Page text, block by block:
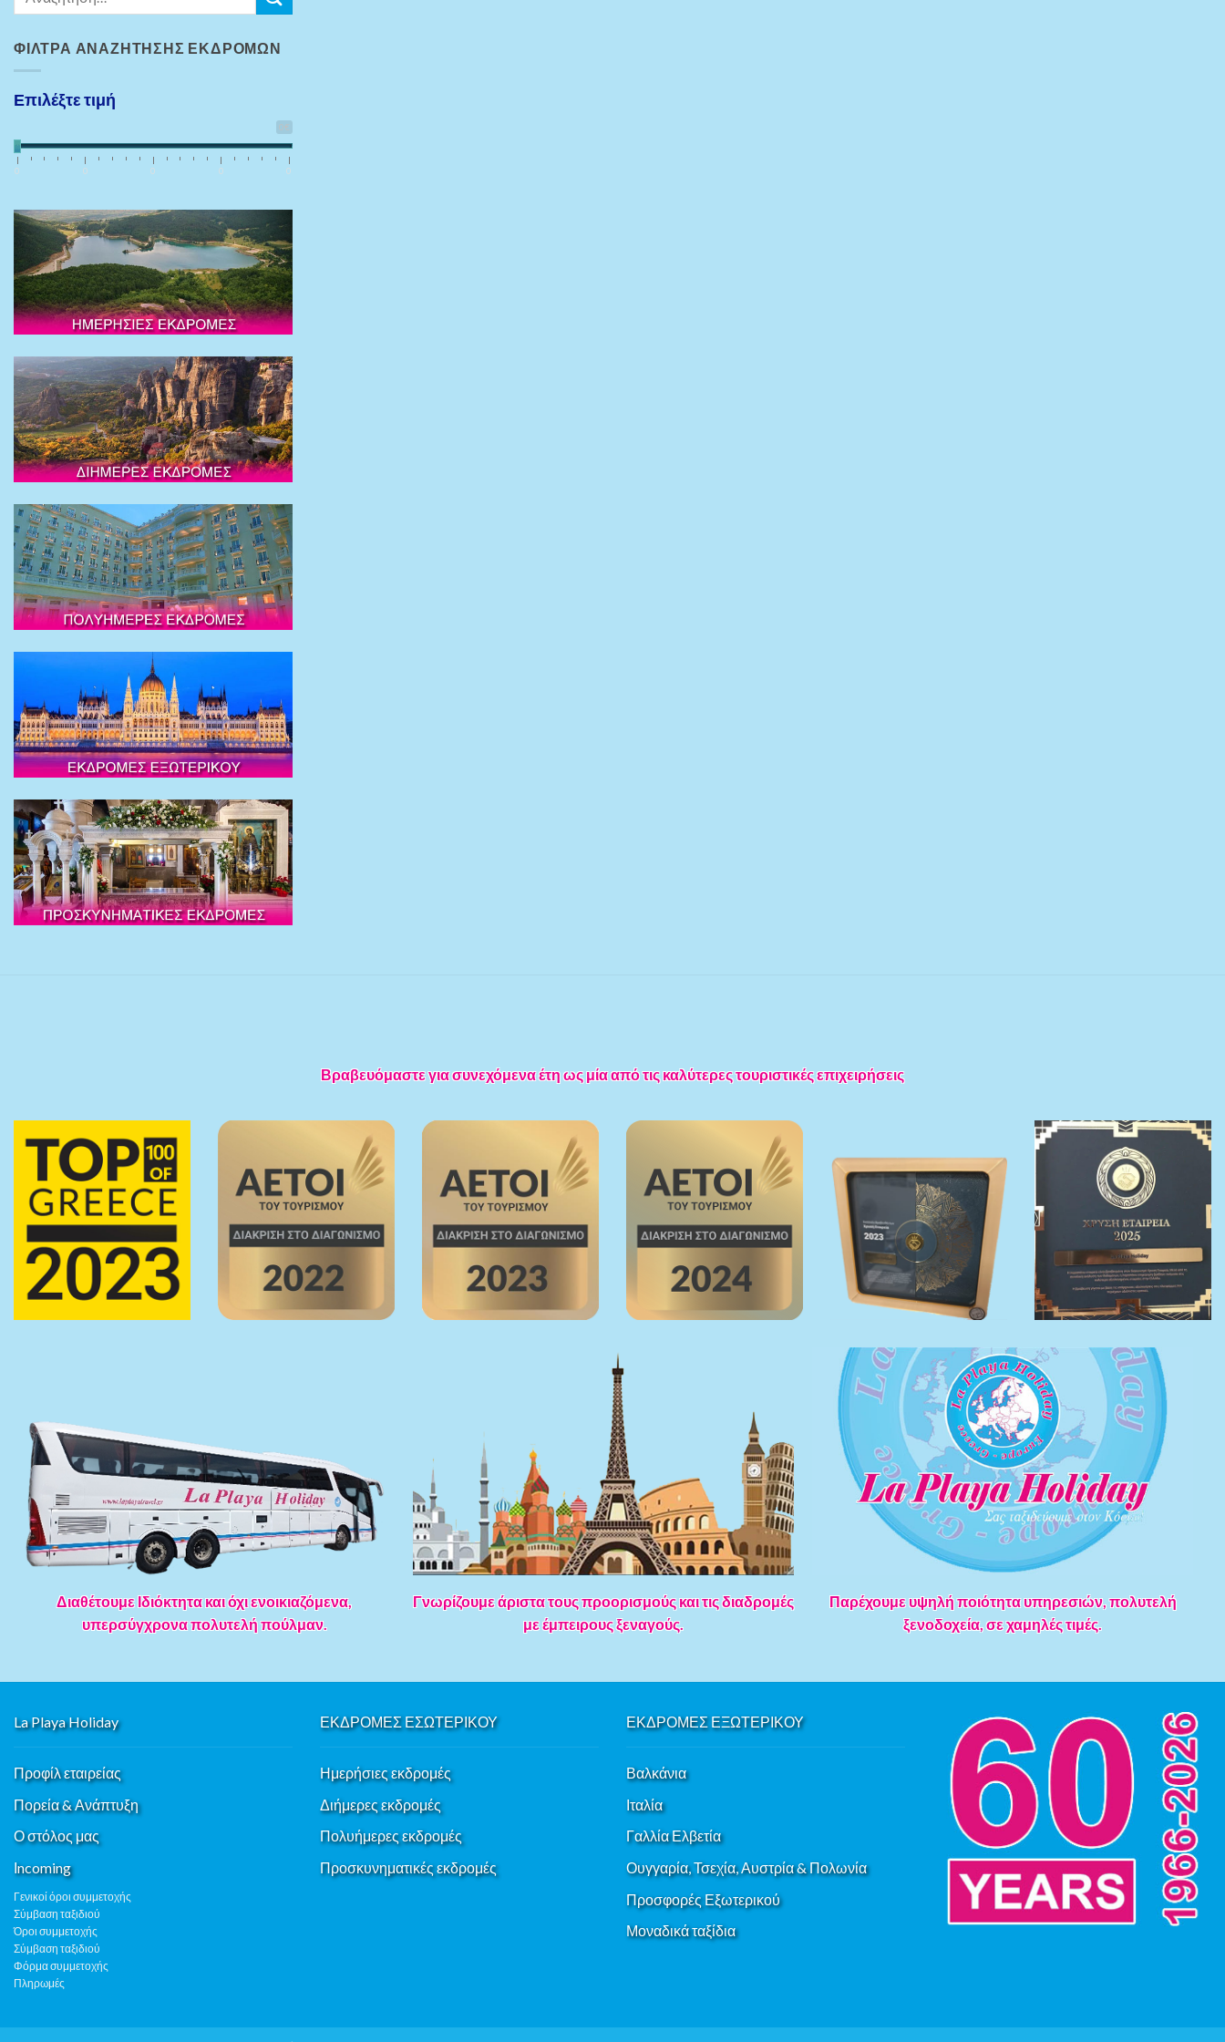
ΦΊΛΤΡΑ ΑΝΑΖΉΤΗΣΗΣ ΕΚΔΡΟΜΏΝ
Επιλέξτε τιμή
0€
0 0 0 0 0
Βραβευόμαστε για συνεχόμενα έτη ως μία από τις καλύτερες τουριστικές επιχειρήσεις
Διαθέτουμε Ιδιόκτητα και όχι ενοικιαζόμενα,
υπερσύγχρονα πολυτελή πούλμαν.
Γνωρίζουμε άριστα τους προορισμούς και τις διαδρομές
με έμπειρους ξεναγούς.
Παρέχουμε υψηλή ποιότητα υπηρεσιών, πολυτελή
ξενοδοχεία, σε χαμηλές τιμές.
La Playa Holiday
Προφίλ εταιρείας
Πορεία & Ανάπτυξη
Ο στόλος μας
Ιncoming
Γενικοί όροι συμμετοχής
Σύμβαση ταξιδιού
Όροι συμμετοχής
Σύμβαση ταξιδιού
Φόρμα συμμετοχής
Πληρωμές
ΕΚΔΡΟΜΕΣ ΕΣΩΤΕΡΙΚΟΥ
Ημερήσιες εκδρομές
Διήμερες εκδρομές
Πολυήμερες εκδρομές
Προσκυνηματικές εκδρομές
ΕΚΔΡΟΜΕΣ ΕΞΩΤΕΡΙΚΟΥ
Βαλκάνια
Ιταλία
Γαλλία Ελβετία
Ουγγαρία, Τσεχία, Αυστρία & Πολωνία
Προσφορές Εξωτερικού
Μοναδικά ταξίδια